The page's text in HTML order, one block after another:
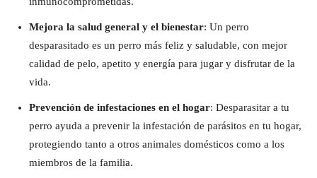
Mejora la salud general y el bienestar: Un perro
desparasitado es un perro más feliz y saludable, con mejor
calidad de pelo, apetito y energía para jugar y disfrutar de la
vida.
Prevención de infestaciones en el hogar: Desparasitar a tu
perro ayuda a prevenir la infestación de parásitos en tu hogar,
protegiendo tanto a otros animales domésticos como a los
miembros de la familia.